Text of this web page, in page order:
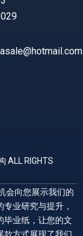
ALL RIGHTS
会向您展示我们的
业研究与提升，
毕业纸，让您的文
款方式展现了我们